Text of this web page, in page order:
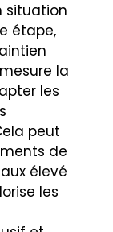
situation
étape,
la
les
peut
de
élevé
les